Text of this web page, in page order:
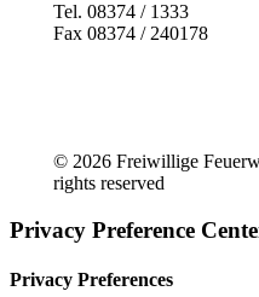
Tel. 08374 / 1333
Fax 08374 / 240178
© 2026 Freiwillige
rights reserved
Privacy Preference
Privacy Preferences